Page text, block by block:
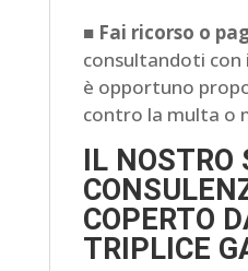
■Fai ricorso o
consultandoti con
è opportuno
contro la multa o
IL NOSTRO
COPERTO
TRIPLICE